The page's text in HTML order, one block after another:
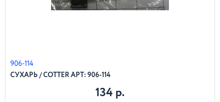
906-114
СУХАРЬ / COTTER АРТ: 906-114
134 р.